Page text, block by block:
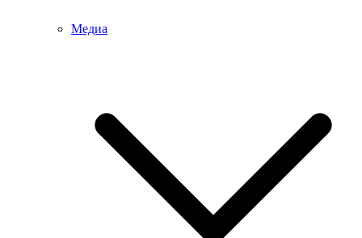
Медиа